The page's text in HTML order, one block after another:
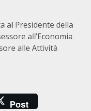
al Presidente della
all’Economia
alle Attività
Post